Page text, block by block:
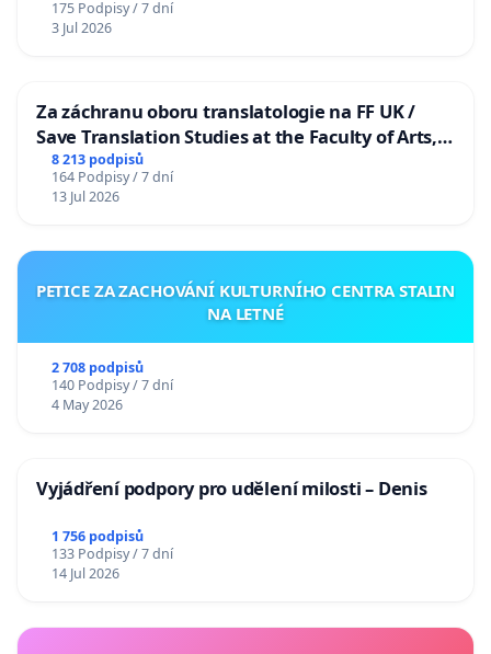
175 Podpisy / 7 dní
3 Jul 2026
Za záchranu oboru translatologie na FF UK /
Save Translation Studies at the Faculty of Arts,
Charles University
8 213 podpisů
164 Podpisy / 7 dní
13 Jul 2026
PETICE ZA ZACHOVÁNÍ KULTURNÍHO CENTRA STALIN
NA LETNÉ
2 708 podpisů
140 Podpisy / 7 dní
4 May 2026
Vyjádření podpory pro udělení milosti – Denis
1 756 podpisů
133 Podpisy / 7 dní
14 Jul 2026